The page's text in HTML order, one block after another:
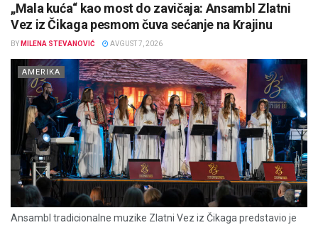
„Mala kuća“ kao most do zavičaja: Ansambl Zlatni
Vez iz Čikaga pesmom čuva sećanje na Krajinu
BY MILENA STEVANOVIĆ AVGUST 7, 2026
AMERIKA
Ansambl tradicionalne muzike Zlatni Vez iz Čikaga predstavio je